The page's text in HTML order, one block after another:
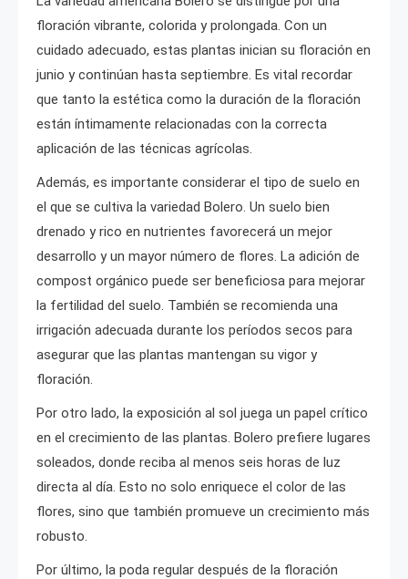
floración vibrante, colorida y prolongada. Con un
cuidado adecuado, estas plantas inician su floración en
junio y continúan hasta septiembre. Es vital recordar
que tanto la estética como la duración de la floración
están íntimamente relacionadas con la correcta
aplicación de las técnicas agrícolas.
Además, es importante considerar el tipo de suelo en
el que se cultiva la variedad Bolero. Un suelo bien
drenado y rico en nutrientes favorecerá un mejor
desarrollo y un mayor número de flores. La adición de
compost orgánico puede ser beneficiosa para mejorar
la fertilidad del suelo. También se recomienda una
irrigación adecuada durante los períodos secos para
asegurar que las plantas mantengan su vigor y
floración.
Por otro lado, la exposición al sol juega un papel crítico
en el crecimiento de las plantas. Bolero prefiere lugares
soleados, donde reciba al menos seis horas de luz
directa al día. Esto no solo enriquece el color de las
flores, sino que también promueve un crecimiento más
robusto.
Por último, la poda regular después de la floración